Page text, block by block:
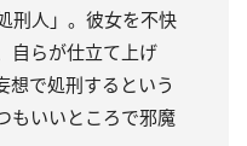
人」。 彼女を不快
自らが仕立て上げ
想で処刑するという
もいいところで邪魔